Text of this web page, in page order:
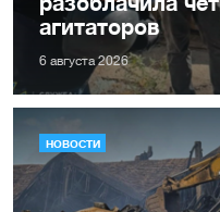
агитаторов
6 августа 2026
НОВОСТИ